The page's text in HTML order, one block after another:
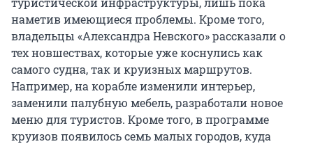
наметив имеющиеся проблемы. Кроме того,
владельцы «Александра Невского» рассказали о
тех новшествах, которые уже коснулись как
самого судна, так и круизных маршрутов.
Например, на корабле изменили интерьер,
заменили палубную мебель, разработали новое
меню для туристов. Кроме того, в программе
круизов появилось семь малых городов, куда